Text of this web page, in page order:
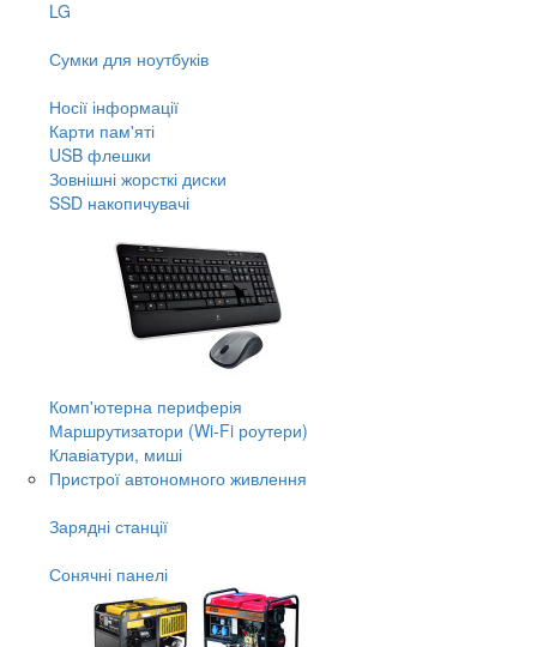
LG
Сумки для ноутбуків
Носії інформації
Карти пам'яті
USB флешки
Зовнішні жорсткі диски
SSD накопичувачі
Комп'ютерна периферія
Маршрутизатори (Wi-Fi роутери)
Клавіатури, миші
Пристрої автономного живлення
Зарядні станції
Сонячні панелі